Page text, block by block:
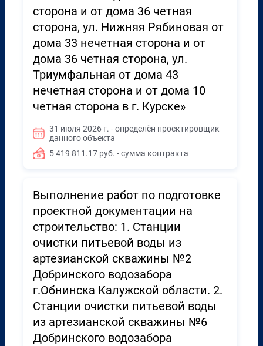
сторона и от дома 36 четная
сторона, ул. Нижняя Рябиновая от
дома 33 нечетная сторона и от
дома 36 четная сторона, ул.
Триумфальная от дома 43
нечетная сторона и от дома 10
четная сторона в г. Курске»
31 июля 2026 г. - определён проектировщик
данного объекта
5 419 811.17 руб. - сумма контракта
Выполнение работ по подготовке
проектной документации на
строительство: 1. Станции
очистки питьевой воды из
артезианской скважины №2
Добринского водозабора
г.Обнинска Калужской области. 2.
Станции очистки питьевой воды
из артезианской скважины №6
Добринского водозабора